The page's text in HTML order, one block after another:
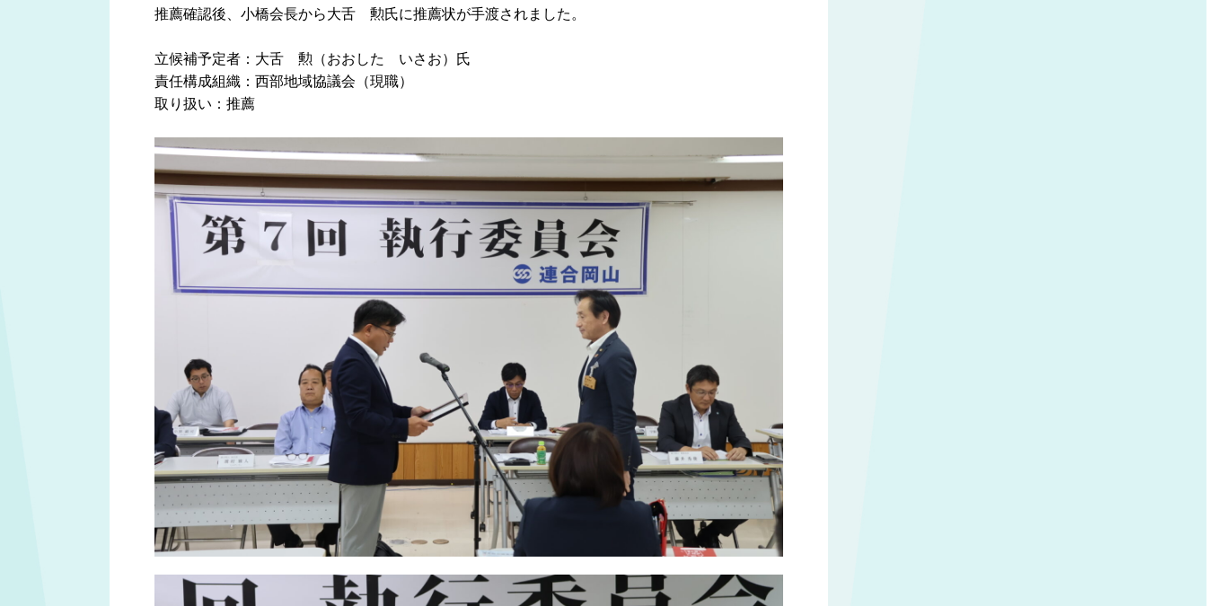
推薦確認後、小橋会長から大舌 勲氏に推薦状が手渡されました。
立候補予定者：大舌 勲（おおした いさお）氏
責任構成組織：西部地域協議会（現職）
取り扱い：推薦